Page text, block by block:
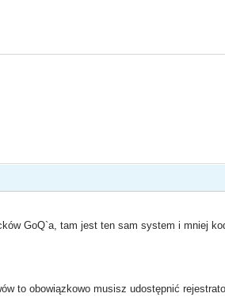
GoQ`a, tam jest ten sam system i mniej
to obowiązkowo musisz udostępnić